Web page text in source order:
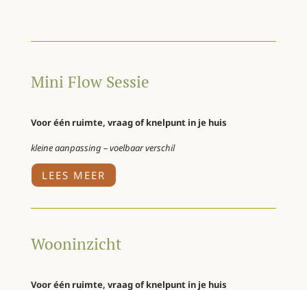
Mini Flow Sessie
Voor één ruimte, vraag of knelpunt in je huis
kleine aanpassing – voelbaar verschil
LEES MEER
Wooninzicht
Voor één ruimte, vraag of knelpunt in je huis